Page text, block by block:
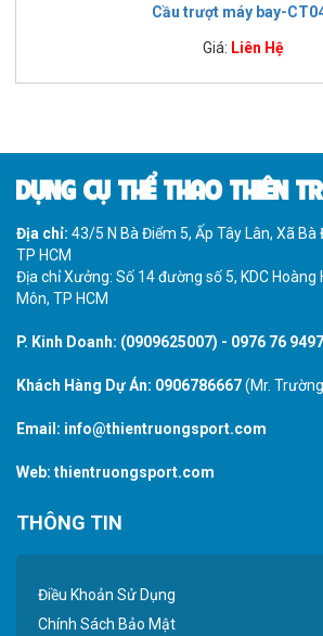
Cầu trượt máy bay-
Giá: Liên Hệ
DỤNG CỤ THỂ THAO THIÊN
Địa chỉ: 43/5 N Bà Điểm 5, Ấp Tây Lân, Xã Bà
TP HCM
Địa chỉ Xưởng: Số 14 đường số 5, KDC Hoàng
Môn, TP HCM
P. Kinh Doanh: (0909625007) - 0976 76 9497
Khách Hàng Dự Án: 0906786667(Mr.
Email: info@thientruongsport.com
Web: thientruongsport.com
THÔNG TIN
Điều Khoản Sử Dụng
Chính Sách Bảo Mật